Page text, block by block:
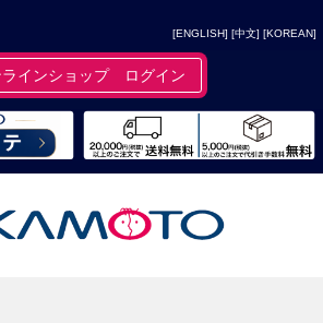
[ENGLISH] [中文] [KOREAN]
ラインショップ ログイン